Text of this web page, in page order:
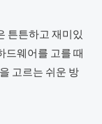
튼튼하고 재미있
드웨어를 고를 때
고르는 쉬운 방